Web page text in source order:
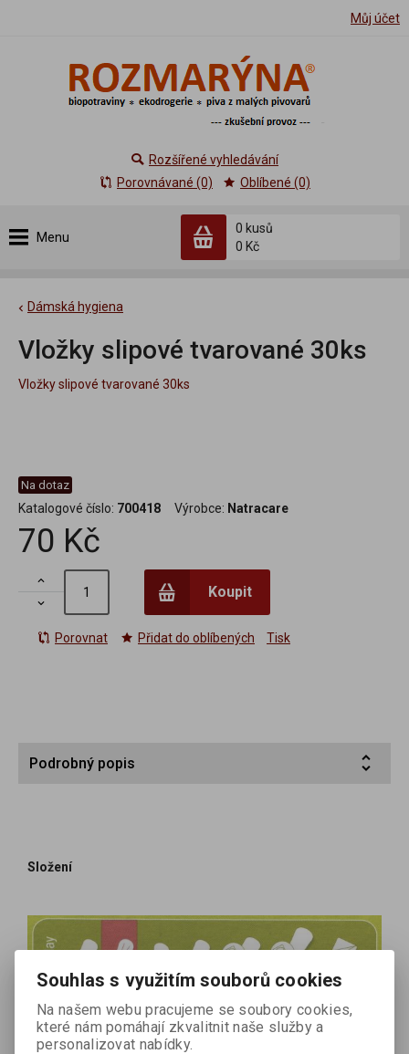
Můj účet
Menu
0 kusů
0 Kč
Rozšířené vyhledávání
Porovnávané (0)
Oblíbené (0)
Dámská hygiena
Vložky slipové tvarované 30ks
Vložky slipové tvarované 30ks
Na dotaz
Katalogové číslo: 700418 Výrobce: Natracare
70 Kč


Koupit
Porovnat Přidat do oblíbených Tisk
Podrobný popis
Složení
Souhlas s využitím souborů cookies
Na našem webu pracujeme se soubory cookies,
které nám pomáhají zkvalitnit naše služby a
personalizovat nabídky.